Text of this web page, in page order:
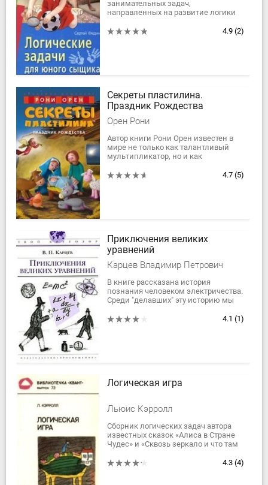
занимательных задач,
направленных на развитие логики
умение нестандартно мыслить.4.9 (2)
Секреты пластилина.
Праздник Рождества
Орен Рони
Автор книги Рони Орен известен в
мире не только как талантливый
мультипликатор, но и как
многолетний опыт работы с детьми.
4.7 (5)
Приключения великих
уравнений
Карцев Владимир Петрович
В книге рассказана история
познания человеком электричества.
Среди "делавших" эту историю мы
переплетчика, столяра,
4.1 (1)
Логическая игра
Льюис Кэрролл
Сборник логических задач автора
известных сказок «Алиса в Стране
Чудес» и «Сквозь зеркало и что там
яркой и занимательной игровой4.3 (4)